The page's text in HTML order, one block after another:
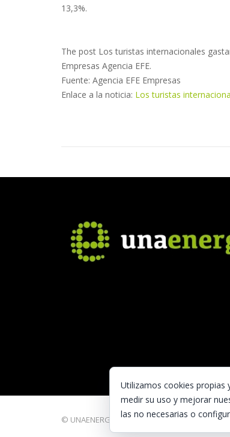
13,3%.
The post Los turistas internacionales
Empresas Agencia EFE.
Fuente: Agencia EFE Empresas
Enlace a la noticia: Los turistas
© UNAENERGÍA, S.L.
Utilizamos cookies propias
medir su uso y mejorar
las no necesarias o